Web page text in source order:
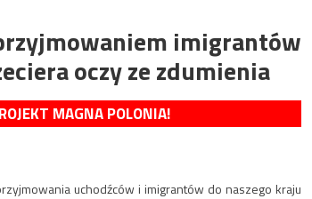
imigrantów
oczy ze zdumienia
MAGNA POLONIA!
uchodźców i imigrantów do naszego kraju